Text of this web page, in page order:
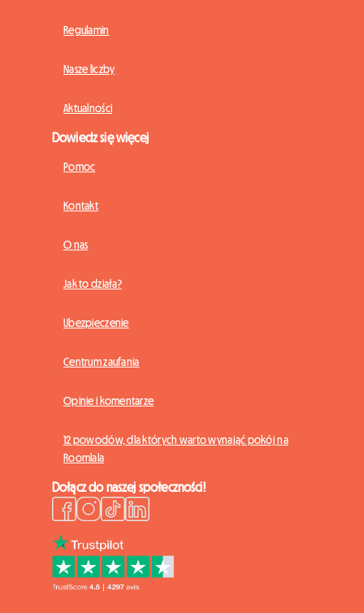
Regulamin
Nasze liczby
Aktualności
Dowiedz się więcej
Pomoc
Kontakt
O nas
Jak to działa?
Ubezpieczenie
Centrum zaufania
Opinie i komentarze
12 powodów, dla których warto wynająć pokój na
Roomlala
Dołącz do naszej społeczności!